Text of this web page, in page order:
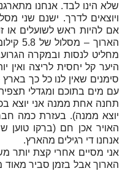
שלא הינו לבד. אנחנו
ויוצאים לדרך. ישנם שני
אם להיות ראש לשועלים או
הארוך
מחליט לנסות ובמקרה
היער קל יחסית לריצה ואין
סימנים שאין לנו כל כך בארץ
עם מים בתוכם ומגדלי
תחנה אחת ממנה אני יוצא
יוצא ממנה). בעזרת כמה
האויר אכן חם (ברקו טוען
אנחנו די רגילים מהארץ.
אני מסיים אחרי קצת יותר
הארוך אבל בזמן סביר מאוד